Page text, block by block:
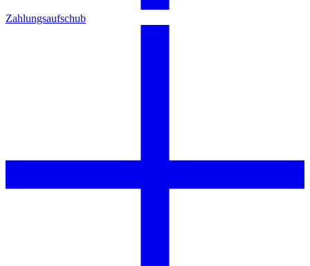
Zahlungsaufschub